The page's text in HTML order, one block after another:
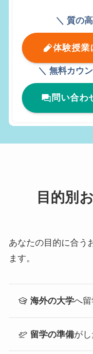
＼ 質の
体験授業
＼ 無料カウ
問い合わ
目的別
あなたの目的に合う
ます。
海外の大学へ
留学の準備が